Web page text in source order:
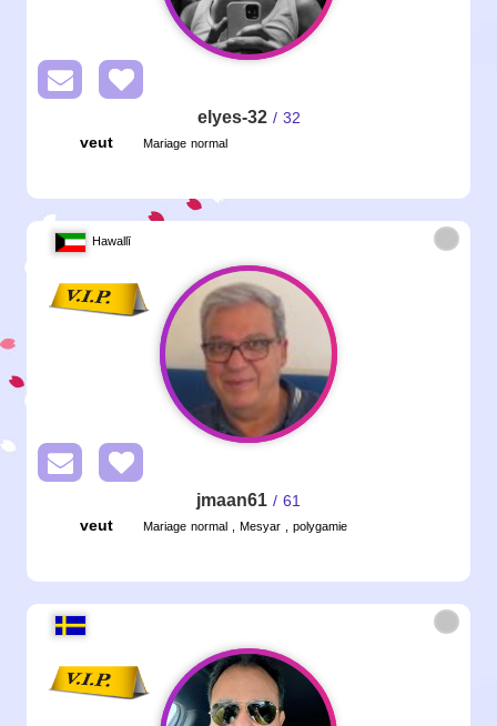
elyes-32 / 32
veut
Mariage normal
Hawallī
jmaan61/ 61
veut
Mariage normal , Mesyar , polygamie